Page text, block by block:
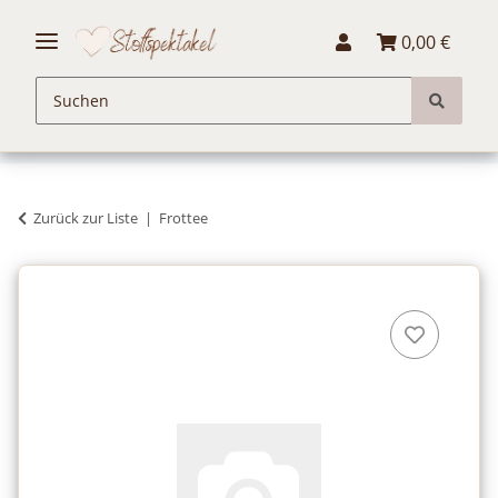
0,00 €
Zurück zur Liste Frottee